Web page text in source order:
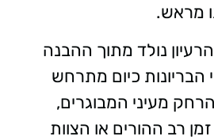
מראש.
נולד מתוך ההבנה
כיום מתרחש
מעיני המבוגרים,
רב ההורים או הצוות